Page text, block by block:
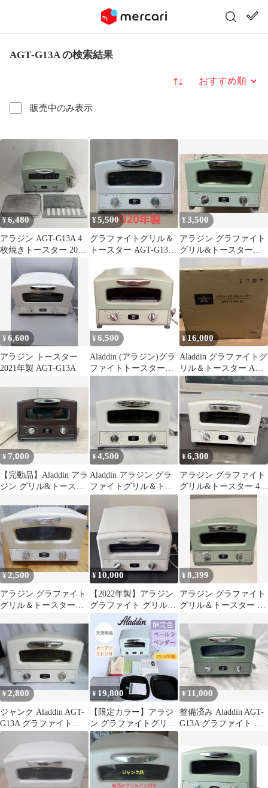
AGT‐G13A の検索結果
販売中のみ表示
並び替え
¥6,480
アラジン AGT-G13A 4
枚焼きトースター 2022
¥5,500
グラファイトグリル＆
トースター AGT-G13A
¥3,500
アラジン グラファイト
グリル&トースター
AGT-G13A
¥6,600
アラジン トースター
2021年製 AGT-G13A
¥ 6,500
Aladdin (アラジン)グラ
ファイトトースター
AGT-G13A グリーン
¥16,000
Aladdin グラファイトグ
リル＆トースター AGT-
G13A(K)
¥7,000
【完動品】Aladdin アラ
ジン グリル&トースタ
¥4,500
Aladdin アラジン グラ
ファイトグリル＆トー
スター 2020年製 ホワイ
ト AGT-G13A
¥6,300
アラジン グラファイト
グリル&トースター 4枚
焼き 取説、箱有り
¥2,500
アラジン グラファイト
グリル＆トースター
ャンク品
¥ 10,000
【2022年製】アラジン
グラファイト グリル＆
トースター AGT-G13A
¥8,399
アラジン グラファイト
グリル＆トースター 4
G13A
¥2,800
ジャンク Aladdin AGT-
G13A グラファイトト
ースター 本体
¥ 19,800
【限定カラー】アラジ
ン グラファイトグリル
＆トースター 4枚焼 ペ
ールラベンダー
¥ 11,000
整備済み Aladdin AGT-
G13A グラファイト グ
焼き 2021年製 動作確認
済み アラジン